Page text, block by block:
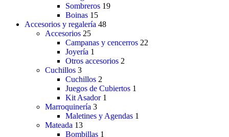
Sombreros 19
Boinas 15
Accesorios y regalería 48
Accesorios 25
Campanas y cencerros 22
Joyería 1
Otros accesorios 2
Cuchillos 3
Cuchillos 2
Juegos de Cubiertos 1
Kit Asador 1
Marroquinería 3
Maletines y Agendas 1
Mateada 13
Bombillas 1